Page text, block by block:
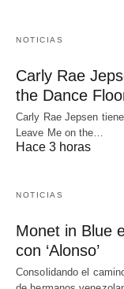
NOTICIAS
Carly Rae
the Dance
Carly Rae Jepsen
Leave Me on the…
Hace 3 horas
NOTICIAS
Monet in Blue
con ‘Alonso’
Consolidando el